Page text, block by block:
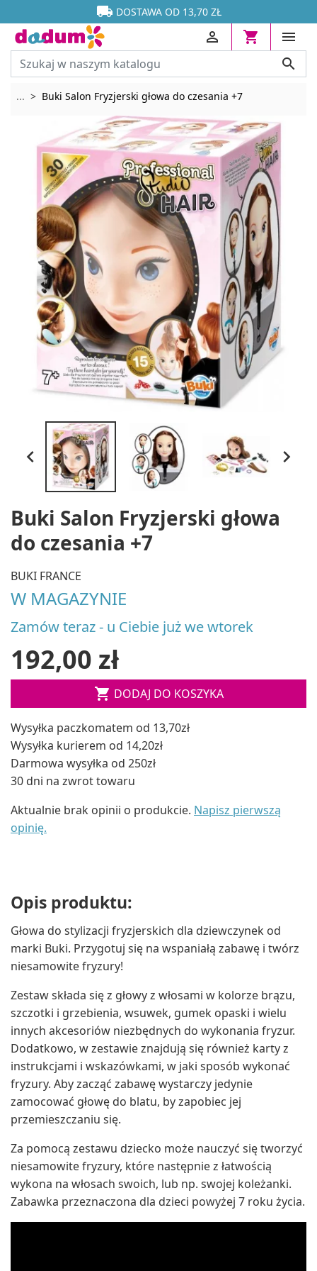

 DOSTAWA OD 13,70 ZŁ






... Rozwiń breadcrumbs
Buki Salon Fryzjerski głowa do czesania +7
 
Buki Salon Fryzjerski głowa
do czesania +7
BUKI FRANCE
W MAGAZYNIE
Zamów teraz - u Ciebie już we wtorek
192,00 zł
 DODAJ DO KOSZYKA
Wysyłka paczkomatem od 13,70zł
Wysyłka kurierem od 14,20zł
Darmowa wysyłka od 250zł
30 dni na zwrot towaru
Aktualnie brak opinii o produkcie. Napisz pierwszą
opinię.
Opis produktu:
Głowa do stylizacji fryzjerskich dla dziewczynek od
marki Buki. Przygotuj się na wspaniałą zabawę i twórz
niesamowite fryzury!
Zestaw składa się z głowy z włosami w kolorze brązu,
szczotki i grzebienia, wsuwek, gumek opaski i wielu
innych akcesoriów niezbędnych do wykonania fryzur.
Dodatkowo, w zestawie znajdują się również karty z
instrukcjami i wskazówkami, w jaki sposób wykonać
fryzury. Aby zacząć zabawę wystarczy jedynie
zamocować głowę do blatu, by zapobiec jej
przemieszczaniu się.
Za pomocą zestawu dziecko może nauczyć się tworzyć
niesamowite fryzury, które następnie z łatwością
wykona na włosach swoich, lub np. swojej koleżanki.
Zabawka przeznaczona dla dzieci powyżej 7 roku życia.